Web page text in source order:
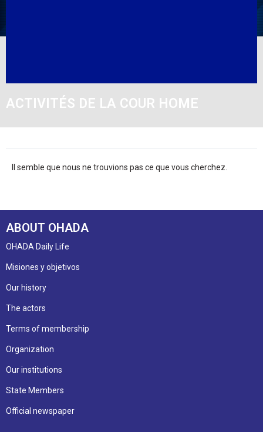
ACTIVITÉS DE LA COUR HOME
Il semble que nous ne trouvions pas ce que vous cherchez.
ABOUT OHADA
OHADA Daily Life
Misiones y objetivos
Our history
The actors
Terms of membership
Organization
Our institutions
State Members
Official newspaper